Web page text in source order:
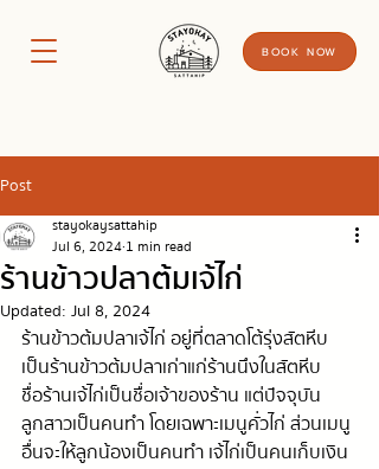
BOOK NOW
Post
ร้านข้าวปลาต้มเจ้ไก่
stayokaysattahip
Jul 6, 2024 1 min read
Updated: Jul 8, 2024
ร้านข้าวต้มปลาเจ้ไก่ อยู่ที่ตลาดโต้รุ่งสัตหีบ
เป็นร้านข้าวต้มปลาเก่าแก่ร้านนึงในสัตหีบ
ชื่อร้านเจ้ไก่เป็นชื่อเจ้าของร้าน แต่ปัจจุบัน
ลูกสาวเป็นคนทำ โดยเฉพาะเมนูคั่วไก่ ส่วนเมนู
อื่นจะให้ลูกน้องเป็นคนทำ  เจ้ไก่เป็นคนเก็บเงิน